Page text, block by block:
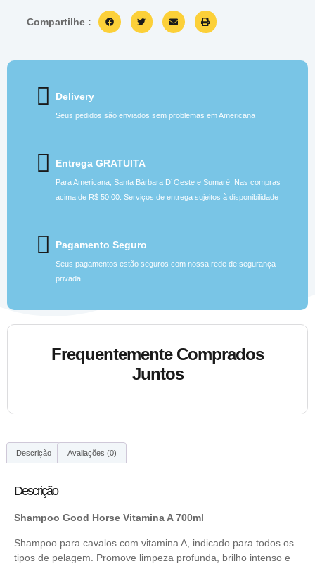
Compartilhe :
Delivery
Seus pedidos são enviados sem problemas em Americana
Entrega GRATUITA
Para Americana, Santa Bárbara D´Oeste e Sumaré. Nas compras
acima de R$ 50,00. Serviços de entrega sujeitos à disponibilidade
Pagamento Seguro
Seus pagamentos estão seguros com nossa rede de segurança
privada.
Frequentemente Comprados
Juntos
Descrição Avaliações (0)
Descrição
Shampoo Good Horse Vitamina A 700ml
Shampoo para cavalos com vitamina A, indicado para todos os
tipos de pelagem. Promove limpeza profunda, brilho intenso e